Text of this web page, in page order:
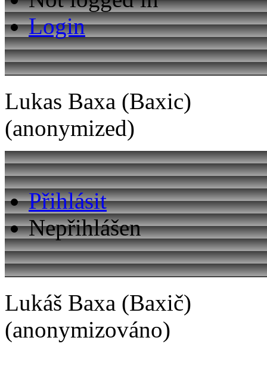
Login
Lukas Baxa (Baxic)
(anonymized)
Přihlásit
Nepřihlášen
Lukáš Baxa (Baxič)
(anonymizováno)